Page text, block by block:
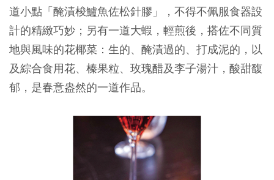
道小點「醃漬梭鱸魚佐松針膠」，不得不佩服食器設
計的精緻巧妙；另有一道大蝦，輕煎後，搭佐不同質
地與風味的花椰菜：生的、醃漬過的、打成泥的，以
及綜合食用花、榛果粒、玫瑰醋及李子湯汁，酸甜馥
郁，是春意盎然的一道作品。